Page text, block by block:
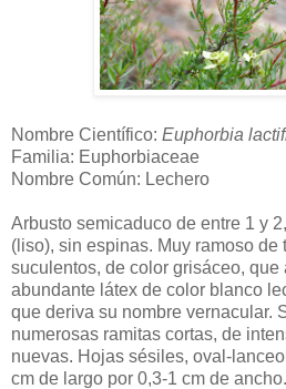
Nombre Científico: Euphorbia
Familia: Euphorbiaceae
Nombre Común: Lechero
Arbusto semicaduco de entre 1 y
(liso), sin espinas. Muy ramoso de
suculentos, de color grisáceo, que
abundante látex de color blanco
que deriva su nombre vernacular.
numerosas ramitas cortas, de
nuevas. Hojas sésiles, oval-
cm de largo por 0,3-1 cm de